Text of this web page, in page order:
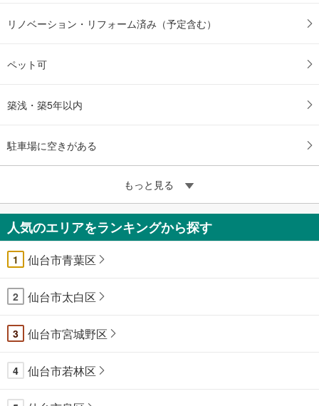
リノベーション・リフォーム済み（予定含む）
ペット可
築浅・築5年以内
駐車場に空きがある
もっと見る
人気のエリアをランキングから探す
1 仙台市青葉区
2 仙台市太白区
3 仙台市宮城野区
4 仙台市若林区